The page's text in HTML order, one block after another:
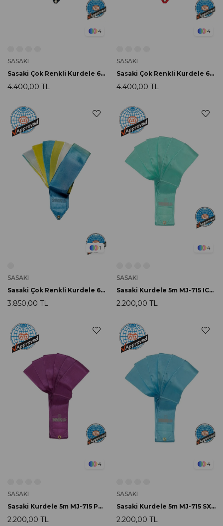
4
SASAKI
Sasaki Çok Renkli Kurdele 6m M-71AG AGx030
4.400,00 TL
4
SASAKI
Sasaki Çok Renkli Kurdele 6m M-71AG AGx031
4.400,00 TL
1
SASAKI
Sasaki Çok Renkli Kurdele 6m M-71HG SXBUxYxW
3.850,00 TL
4
SASAKI
Sasaki Kurdele 5m MJ-715 ICMI FIG Onaylı
2.200,00 TL
4
SASAKI
Sasaki Kurdele 5m MJ-715 PP FIG Onaylı
2.200,00 TL
4
SASAKI
Sasaki Kurdele 5m MJ-715 SXBU FIG Onaylı
2.200,00 TL